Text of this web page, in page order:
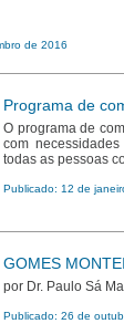
de 2016
Programa de
O programa de
com
todas as pessoas
Publicado: 12 de
GOMES
por Dr. Paulo Sá
Publicado: 26 de